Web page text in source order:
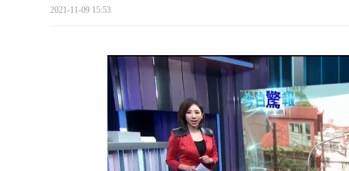
2021-11-09 15:53